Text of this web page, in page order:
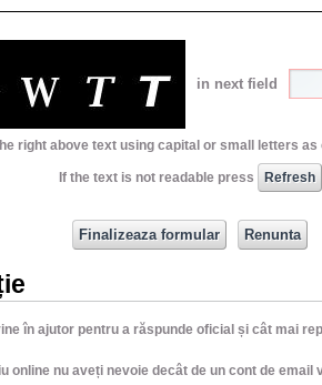
in next field
right above text using capital or small letters
If the text is not readable press
în ajutor pentru a răspunde oficial și cât mai
online nu aveți nevoie decât de un cont de email